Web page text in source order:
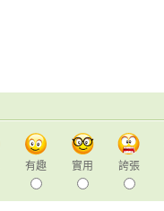
有趣 實用 誇張